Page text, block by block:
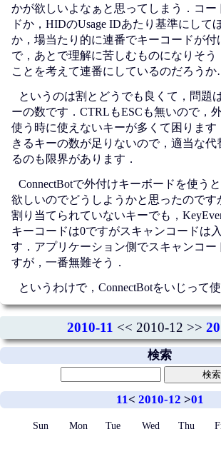
かが欲しいよなぁと思ってしまう．コー
ドか，HIDのUsage IDあたり基準にして
か，場当たり的に連番でキーコードが付
で，あとで理解に苦しむものになりそう
ことを考えて連番にしているのだろうか
というのは割とどうでも良くて，問題
ーの数です．CTRLもESCも無いので，
使う時に使えないキーが多くて困ります
きるキーの数が足りないので，適当な代
るのも限界があります．
ConnectBotで外付けキーボードを使う
欲しいのでどうしようかと思ったのです
割り当てられていないキーでも，
キーコードは0ですがスキャンコードは
す．アプリケーション側でスキャンコー
すが，一番無難そう．
というわけで，ConnectBotをいじって
2010-11 << 2010-12 >>
検索
11< 2010-12 >01
Sun Mon Tue Wed Thu